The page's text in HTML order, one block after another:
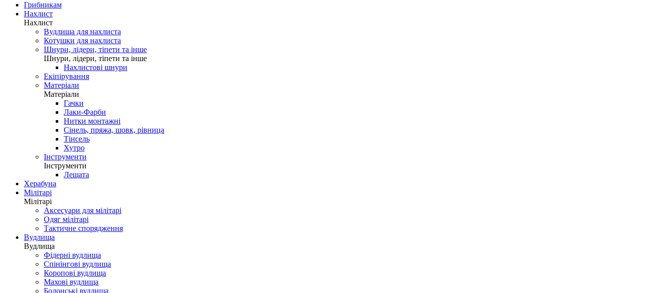
Грибникам
Нахлист
Нахлист
Вудлища для нахлиста
Котушки для нахлиста
Шнури, лідери, тіпети та інше
Шнури, лідери, тіпети та інше
Нахлистові шнури
Екіпірування
Матеріали
Матеріали
Гачки
Лаки-Фарби
Нитки монтажні
Сінель, пряжа, шовк, рівница
Тінсель
Хутро
Інструменти
Інструменти
Лещата
Херабуна
Мілітарі
Мілітарі
Аксесуари для мілітарі
Одяг мілітарі
Тактичне спорядження
Вудлища
Вудлища
Фідерні вудлища
Спінінгові вудлища
Коропові вудлища
Махові вудлища
Болонські вудлища